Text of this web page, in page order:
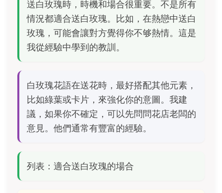
送白玫瑰時，時機和場合很重要。不是所有
情況都適合送白玫瑰。比如，在熱戀中送白
玫瑰，可能會讓對方覺得你不够熱情。這是
我從經驗中學到的教訓。
白玫瑰花語在送花時，最好搭配其他元素，
比如綠葉或卡片，來強化你的意圖。我建
議，如果你不確定，可以先問問花店老闆的
意見。他們通常有豐富的經驗。
列表：適合送白玫瑰的場合